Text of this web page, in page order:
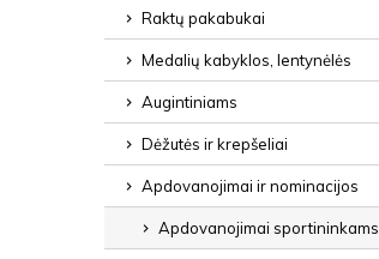
Raktų pakabukai
Medalių kabyklos, lentynėlės
Augintiniams
Dėžutės ir krepšeliai
Apdovanojimai ir nominacijos
Apdovanojimai sportininkams